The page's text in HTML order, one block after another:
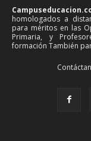
homologados a
para méritos en las
Primaria, y
formación También